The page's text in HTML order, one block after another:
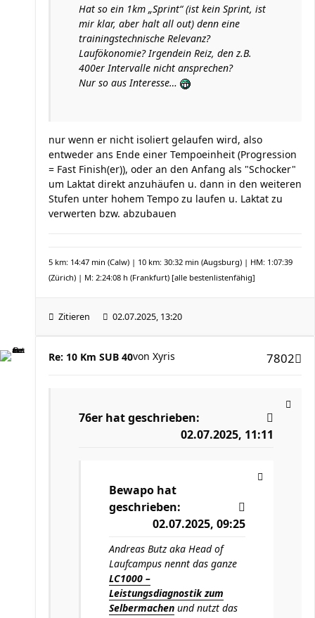
Hat so ein 1km „Sprint“ (ist kein Sprint, ist
mir klar, aber halt all out) denn eine
trainingstechnische Relevanz?
Laufökonomie? Irgendein Reiz, den z.B.
400er Intervalle nicht ansprechen?
Nur so aus Interesse…
nur wenn er nicht isoliert gelaufen wird, also
entweder ans Ende einer Tempoeinheit (Progression
= Fast Finish(er)), oder an den Anfang als "Schocker"
um Laktat direkt anzuhäufen u. dann in den weiteren
Stufen unter hohem Tempo zu laufen u. Laktat zu
verwerten bzw. abzubauen
5 km: 14:47 min (Calw) | 10 km: 30:32 min (Augsburg) | HM: 1:07:39
(Zürich) | M: 2:24:08 h (Frankfurt) [alle bestenlistenfähig]
Zitieren 02.07.2025, 13:20
Re: 10 Km SUB 40 7802
von Xyris
76er hat geschrieben:
02.07.2025, 11:11
Bewapo hat
geschrieben:
02.07.2025, 09:25
Andreas Butz aka Head of
Laufcampus nennt das ganze
LC1000 –
Leistungsdiagnostik zum
Selbermachen und nutzt das